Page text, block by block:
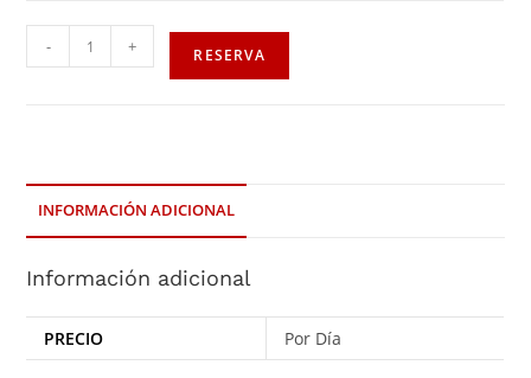
- + RESERVA
INFORMACIÓN ADICIONAL
Información adicional
PRECIO Por Día